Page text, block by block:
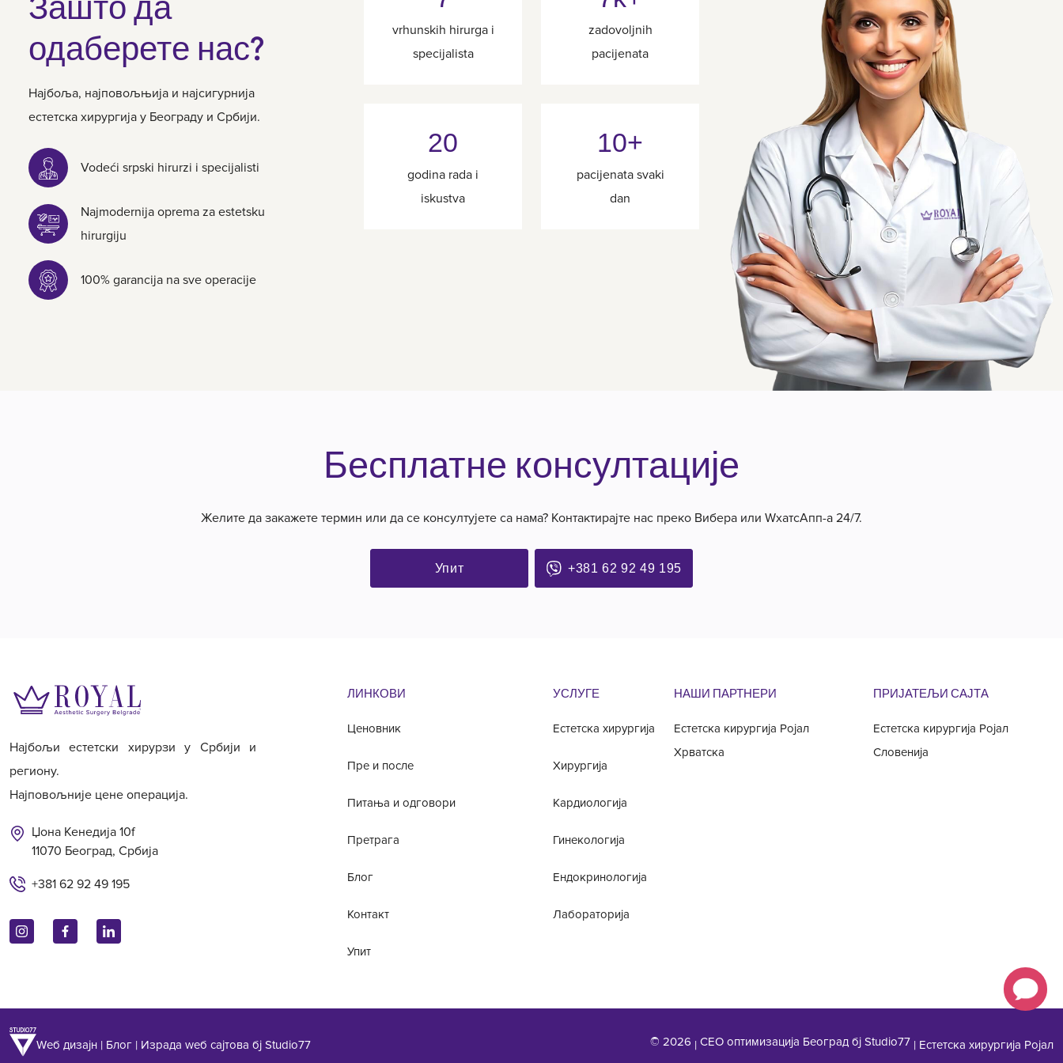
одаберете нас?
Најбоља, најповољњија и најсигурнија
естетска хирургија у Београду и Србији.
Vodeći srpski hirurzi i specijalisti
Najmodernija oprema za estetsku
hirurgiju
100% garancija na sve operacije
vrhunskih hirurga i
specijalista
zadovoljnih
pacijenata
20
godina rada i
iskustva
10+
pacijenata svaki
dan
Бесплатне консултације
Желите да закажете термин или да се консултујете са нама? Контактирајте нас преко Вибера или WхатсАпп-а 24/7.
Упит +381 62 92 49 195
Најбољи естетски хирурзи у Србији и
региону.
Најповољније цене операција.
Џона Кенедија 10f
11070 Београд, Србија
+381 62 92 49 195
ЛИНКОВИ
Ценовник
Пре и после
Питања и одговори
Претрага
Блог
Контакт
Упит
УСЛУГЕ
Естетска хирургија
Хирургија
Кардиологија
Гинекологија
Ендокринологија
Лабораторија
НАШИ ПАРТНЕРИ
Естетска кирургија Ројал
Хрватска
ПРИЈАТЕЉИ САЈТА
Естетска кирургија Ројал
Словенија
Wеб дизајн | Блог | Израда wеб сајтова бј Studio77 © 2026 | СЕО оптимизација Београд бј Studio77 | Естетска хирургија Ројал